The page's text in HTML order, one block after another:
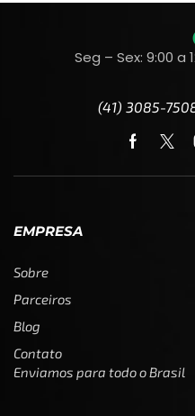
Seg – Sex: 9:00 a
(41) 3085-
EMPRESA
Sobre
Parceiros
Blog
Contato
Enviamos para todo o Brasil